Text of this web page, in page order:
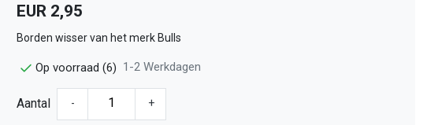
EUR 2,95
Borden wisser van het merk Bulls
Op voorraad (6) 1-2 Werkdagen
Aantal - +